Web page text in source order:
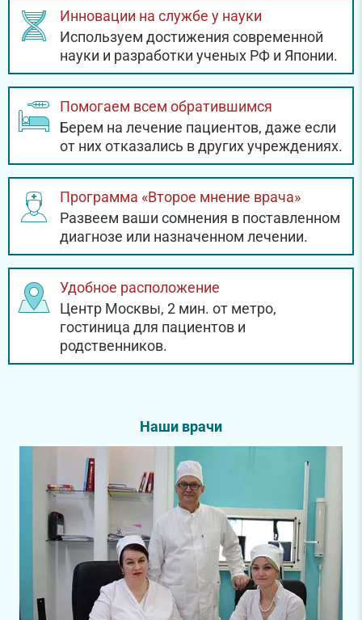
Инновации на службе у науки
Используем достижения современной
науки и разработки ученых РФ и Японии.
Помогаем всем обратившимся
Берем на лечение пациентов, даже если
от них отказались в других учреждениях.
Программа «Второе мнение врача»
Развеем ваши сомнения в поставленном
диагнозе или назначенном лечении.
Удобное расположение
Центр Москвы, 2 мин. от метро,
гостиница для пациентов и
родственников.
Наши врачи